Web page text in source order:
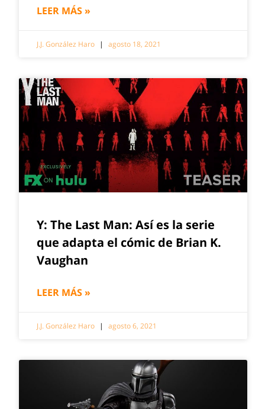
LEER MÁS »
J.J. González Haro agosto 18, 2021
Y: The Last Man: Así es la serie
que adapta el cómic de Brian K.
Vaughan
LEER MÁS »
J.J. González Haro agosto 6, 2021